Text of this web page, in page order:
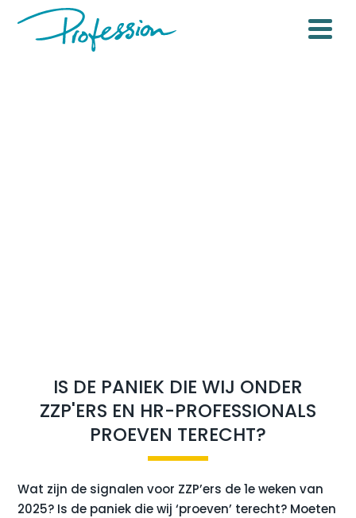
IS DE PANIEK DIE WIJ ONDER
ZZP'ERS EN HR-PROFESSIONALS
PROEVEN TERECHT?
Wat zijn de signalen voor ZZP’ers de 1e weken van
2025? Is de paniek die wij ‘proeven’ terecht? Moeten